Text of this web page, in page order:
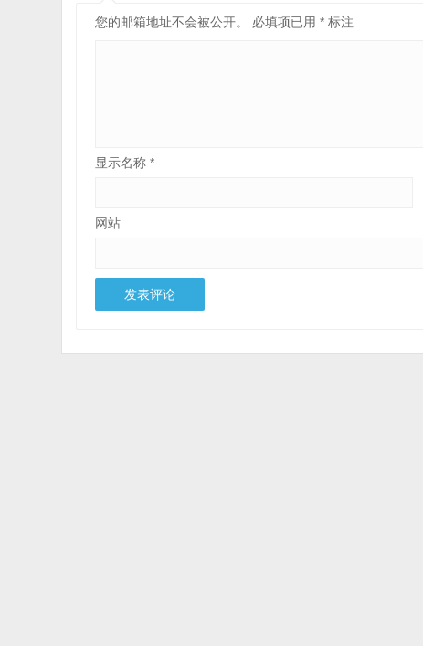
您的邮箱地址不会被公开。 必填项已用* 标注
显示名称*
网站